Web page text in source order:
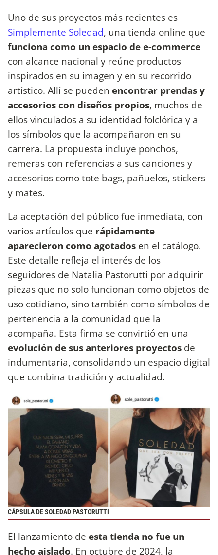
Uno de sus proyectos más recientes es
Simplemente Soledad, una tienda online que
funciona como un espacio de e-commerce
con alcance nacional y reúne productos
inspirados en su imagen y en su recorrido
artístico. Allí se pueden encontrar prendas y
accesorios con diseños propios, muchos de
ellos vinculados a su identidad folclórica y a
los símbolos que la acompañaron en su
carrera. La propuesta incluye ponchos,
remeras con referencias a sus canciones y
accesorios como tote bags, pañuelos, stickers
y mates.
La aceptación del público fue inmediata, con
varios artículos que rápidamente
aparecieron como agotados en el catálogo.
Este detalle refleja el interés de los
seguidores de Natalia Pastorutti por adquirir
piezas que no solo funcionan como objetos de
uso cotidiano, sino también como símbolos de
pertenencia a la comunidad que la
acompaña. Esta firma se convirtió en una
evolución de sus anteriores proyectos de
indumentaria, consolidando un espacio digital
que combina tradición y actualidad.
CÁPSULA DE SOLEDAD PASTORUTTI
El lanzamiento de esta tienda no fue un
hecho aislado. En octubre de 2024, la